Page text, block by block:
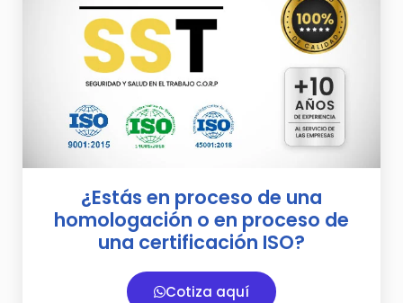
¿Estás en proceso de una
homologación o en proceso de
una certificación ISO?
Cotiza aquí